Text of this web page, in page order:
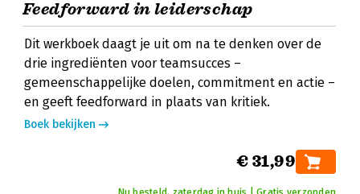
Feedforward in leiderschap
Dit werkboek daagt je uit om na te denken over de
drie ingrediënten voor teamsucces –
gemeenschappelijke doelen, commitment en actie –
en geeft feedforward in plaats van kritiek.
Boek bekijken
€ 31,99